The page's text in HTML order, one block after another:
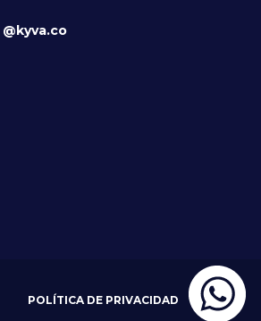
@kyva.co
POLÍTICA DE PRIVACIDAD